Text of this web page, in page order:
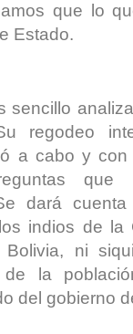
que lo
Estado.
sencillo
regodeo
a cabo y
que
dará
indios de la
ni
la
del gobierno